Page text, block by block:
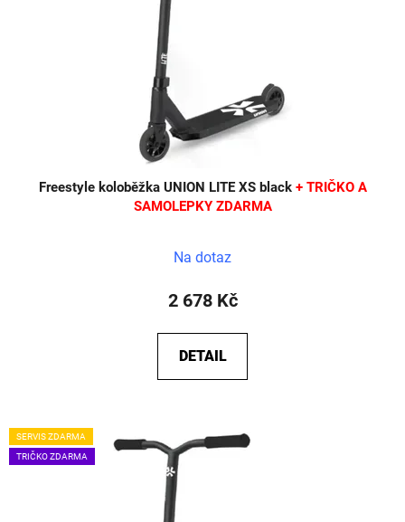
Freestyle koloběžka UNION LITE XS black + TRIČKO A
SAMOLEPKY ZDARMA
Na dotaz
2 678 Kč
DETAIL
SERVIS ZDARMA
TRIČKO ZDARMA